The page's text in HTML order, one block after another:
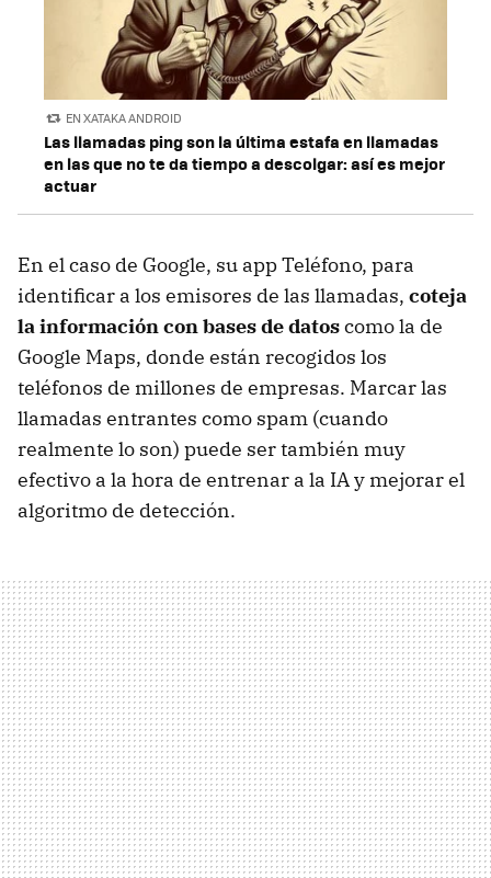
EN XATAKA ANDROID
Las llamadas ping son la última estafa en llamadas
en las que no te da tiempo a descolgar: así es mejor
actuar
En el caso de Google, su app Teléfono, para
identificar a los emisores de las llamadas, coteja
la información con bases de datoscomo la de
Google Maps, donde están recogidos los
teléfonos de millones de empresas. Marcar las
llamadas entrantes como spam (cuando
realmente lo son) puede ser también muy
efectivo a la hora de entrenar a la IA y mejorar el
algoritmo de detección.